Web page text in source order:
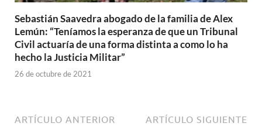
Sebastián Saavedra abogado de la familia de Alex
Lemún: “Teníamos la esperanza de que un Tribunal
Civil actuaría de una forma distinta a como lo ha
hecho la Justicia Militar”
26 de octubre de 2021
ARTÍCULO ANTERIOR ARTÍCULO SIGUIENTE